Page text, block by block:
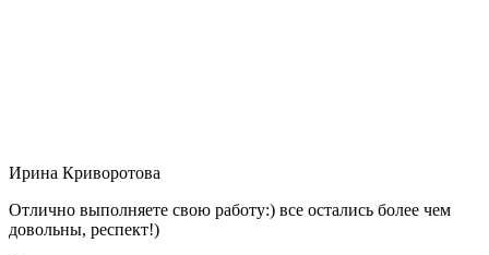
Ирина Криворотова
Отлично выполняете свою работу:) все остались более чем
довольны, респект!)